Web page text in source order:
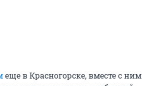
еще в Красногорске, вместе с ним